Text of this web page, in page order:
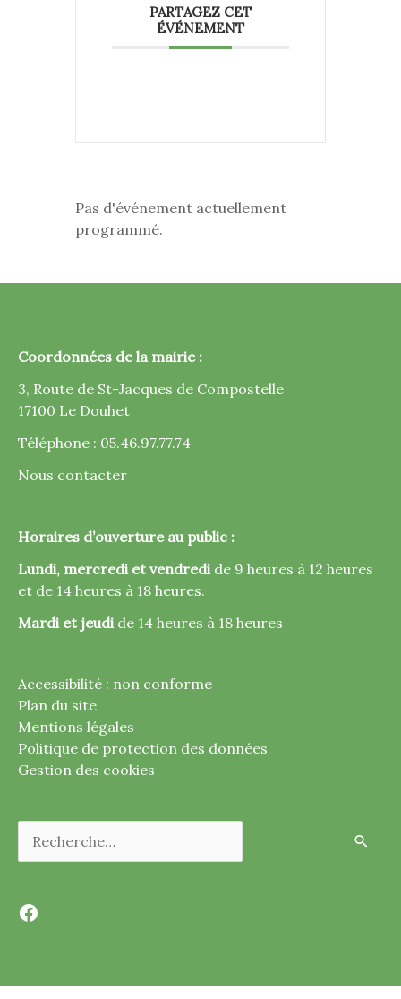
PARTAGEZ CET
ÉVÉNEMENT
Pas d'événement actuellement
programmé.
Coordonnées de la mairie :
3, Route de St-Jacques de Compostelle
17100 Le Douhet
Téléphone : 05.46.97.77.74
Nous contacter
Horaires d’ouverture au public :
Lundi, mercredi et vendredi de 9 heures à 12 heures
et de 14 heures à 18 heures.
Mardi et jeudi de 14 heures à 18 heures
Accessibilité : non conforme
Plan du site
Mentions légales
Politique de protection des données
Gestion des cookies
Facebook